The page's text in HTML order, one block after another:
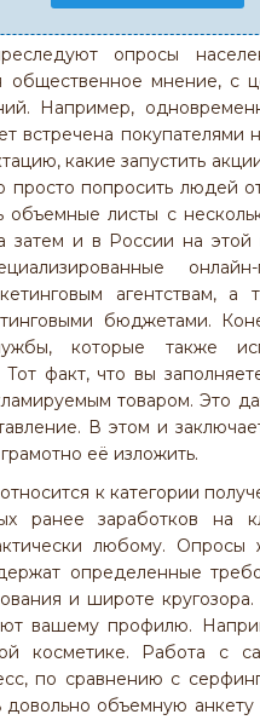
опросы
общественное мнение, с
Например,
встречена покупателями
какие запустить
просто попросить людей
объемные листы с
затем и в России на
агентствам,
бюджетами.
которые также
факт, что вы
товаром. Это
В этом и
её изложить.
к категории
ранее заработков на
любому. Опросы
определенные
и широте
вашему профилю.
косметике. Работа с
по сравнению с
объемную